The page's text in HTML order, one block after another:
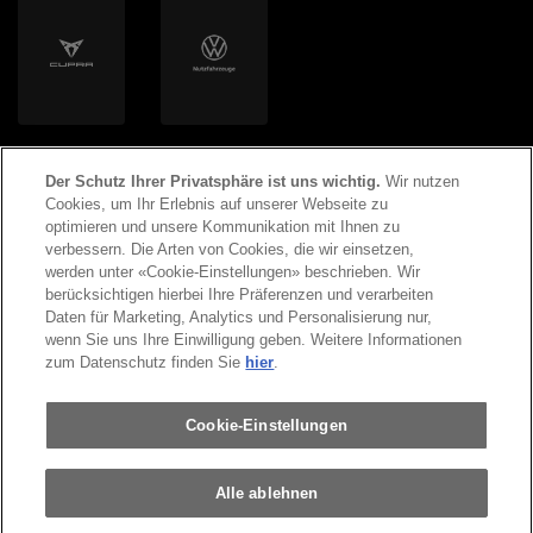
2026 Copyright AMAG Group AG
Impressum Datenschutzerklärung
Der Schutz Ihrer Privatsphäre ist uns wichtig. Wir nutzen
Cookies, um Ihr Erlebnis auf unserer Webseite zu
optimieren und unsere Kommunikation mit Ihnen zu
verbessern. Die Arten von Cookies, die wir einsetzen,
werden unter «Cookie-Einstellungen» beschrieben. Wir
berücksichtigen hierbei Ihre Präferenzen und verarbeiten
Daten für Marketing, Analytics und Personalisierung nur,
wenn Sie uns Ihre Einwilligung geben. Weitere Informationen
zum Datenschutz finden Sie hier.
Cookie-Einstellungen
Alle ablehnen